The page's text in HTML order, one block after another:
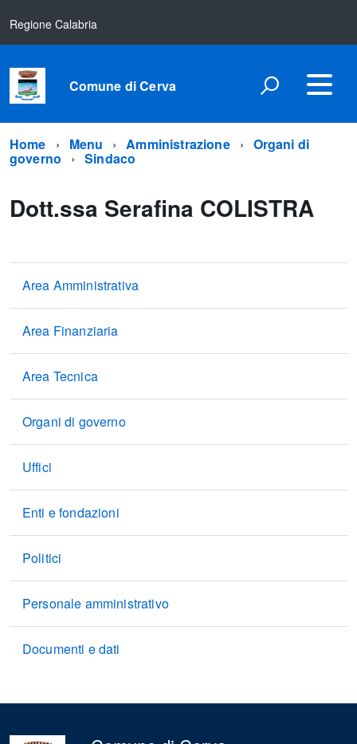
Regione Calabria
Comune di Cerva
Home Menu Amministrazione Organi di
governo Sindaco
Dott.ssa Serafina COLISTRA
Area Amministrativa
Area Finanziaria
Area Tecnica
Organi di governo
Uffici
Enti e fondazioni
Politici
Personale amministrativo
Documenti e dati